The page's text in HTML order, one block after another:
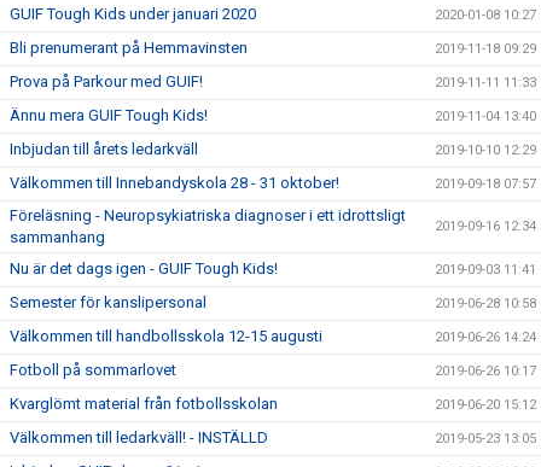
GUIF Tough Kids under januari 2020 2020-01-08 10:27
Bli prenumerant på Hemmavinsten 2019-11-18 09:29
Prova på Parkour med GUIF! 2019-11-11 11:33
Ännu mera GUIF Tough Kids! 2019-11-04 13:40
Inbjudan till årets ledarkväll 2019-10-10 12:29
Välkommen till Innebandyskola 28 - 31 oktober! 2019-09-18 07:57
Föreläsning - Neuropsykiatriska diagnoser i ett idrottsligt
sammanhang
2019-09-16 12:34
Nu är det dags igen - GUIF Tough Kids! 2019-09-03 11:41
Semester för kanslipersonal 2019-06-28 10:58
Välkommen till handbollsskola 12-15 augusti 2019-06-26 14:24
Fotboll på sommarlovet 2019-06-26 10:17
Kvarglömt material från fotbollsskolan 2019-06-20 15:12
Välkommen till ledarkväll! - INSTÄLLD 2019-05-23 13:05